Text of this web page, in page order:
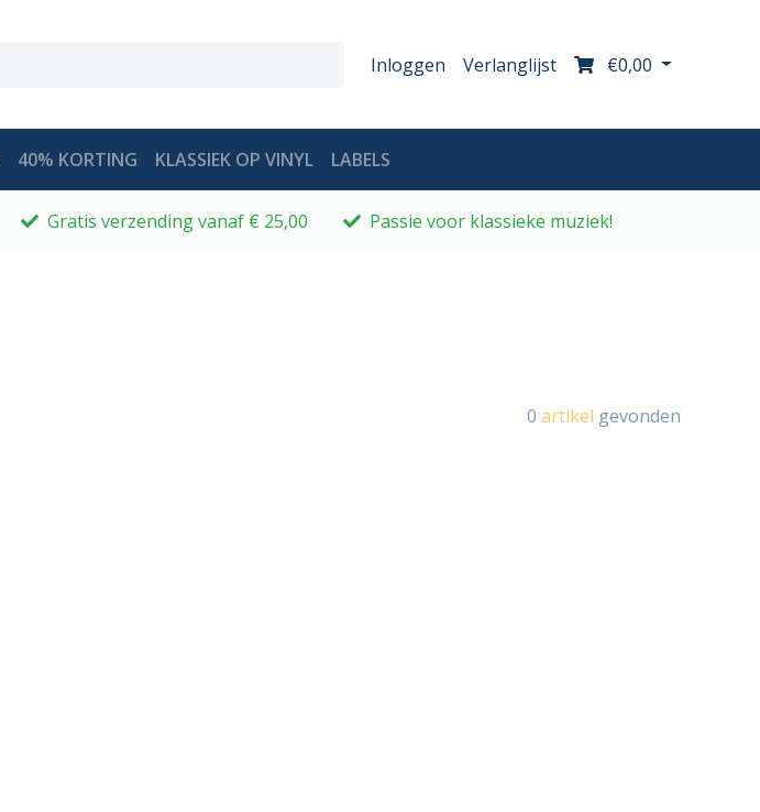
Inloggen Verlanglijst €0,00
40% KORTING KLASSIEK OP VINYL LABELS
Gratis verzending vanaf € 25,00 Passie voor klassieke muziek!
0 artikel gevonden